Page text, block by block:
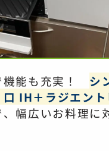
機能も充実！ シ
IH＋ラジエント
幅広いお料理に